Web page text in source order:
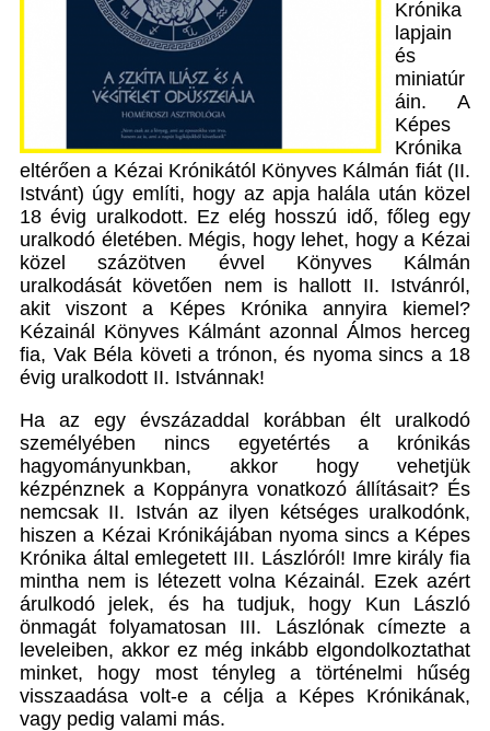
Krónika
lapjain
és
miniatúr
áin. A
Képes
Krónika
eltérően a Kézai Krónikától Könyves Kálmán fiát (II.
Istvánt) úgy említi, hogy az apja halála után közel
18 évig uralkodott. Ez elég hosszú idő, főleg egy
uralkodó életében. Mégis, hogy lehet, hogy a Kézai
közel százötven évvel Könyves Kálmán
uralkodását követően nem is hallott II. Istvánról,
akit viszont a Képes Krónika annyira kiemel?
Kézainál Könyves Kálmánt azonnal Álmos herceg
fia, Vak Béla követi a trónon, és nyoma sincs a 18
évig uralkodott II. Istvánnak!
Ha az egy évszázaddal korábban élt uralkodó
személyében nincs egyetértés a krónikás
hagyományunkban, akkor hogy vehetjük
kézpénznek a Koppányra vonatkozó állításait? És
nemcsak II. István az ilyen kétséges uralkodónk,
hiszen a Kézai Krónikájában nyoma sincs a Képes
Krónika által emlegetett III. Lászlóról! Imre király fia
mintha nem is létezett volna Kézainál. Ezek azért
árulkodó jelek, és ha tudjuk, hogy Kun László
önmagát folyamatosan III. Lászlónak címezte a
leveleiben, akkor ez még inkább elgondolkoztathat
minket, hogy most tényleg a történelmi hűség
visszaadása volt-e a célja a Képes Krónikának,
vagy pedig valami más.